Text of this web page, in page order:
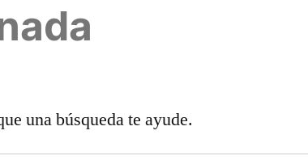
una búsqueda te ayude.